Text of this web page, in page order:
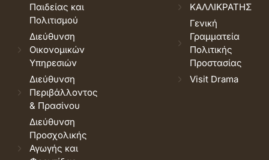
Παιδείας και
Πολιτισμού
Διεύθυνση
Οικονομικών
Υπηρεσιών
Διεύθυνση
Περιβάλλοντος
& Πρασίνου
Διεύθυνση
Προσχολικής
Αγωγής και
ΚΑΛΛΙΚΡΑΤΗΣ
Γενική
Γραμματεία
Πολιτικής
Προστασίας
Visit Drama